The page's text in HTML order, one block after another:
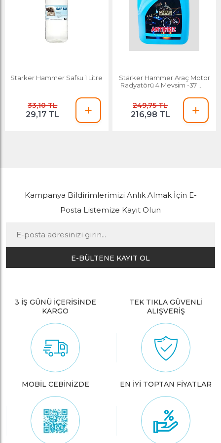
Starker Hammer Safsu 1 Litre
33,10 TL
29,17 TL
Stärker Hammer Araç Motor
Radyatörü 4 Mevsim -37 C 3
249,75 TL
216,98 TL
Kampanya Bildirimlerimizi Anlık Almak İçin E-
Posta Listemize Kayıt Olun
E-BÜLTENE KAYIT OL
3 İŞ GÜNÜ İÇERİSİNDE
KARGO
TEK TIKLA GÜVENLİ
ALIŞVERİŞ
MOBİL CEBİNİZDE EN İYİ TOPTAN FİYATLAR